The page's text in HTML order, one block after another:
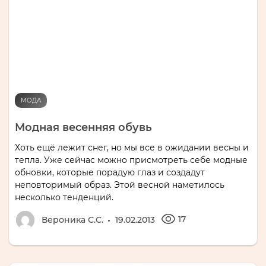
МОДА
Модная весенняя обувь
Хоть ещё лежит снег, но мы все в ожидании весны и
тепла. Уже сейчас можно присмотреть себе модные
обновки, которые порадую глаз и создадут
неповторимый образ. Этой весной наметилось
несколько тенденций.
Вероника С.С. 19.02.2013 17